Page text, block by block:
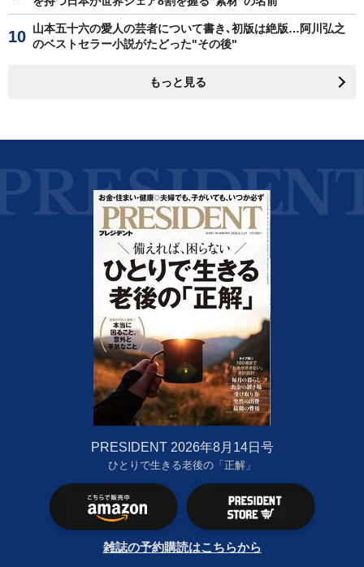
山本五十六の愛人の芸者について書き､初版は絶版…阿川弘之
のベストセラー小説がたどった"その後"
もっと見る
PRESIDENT 2026年8月14日号
ひとりで生きる老後の「正解」
雑誌の予約購読はこちらから